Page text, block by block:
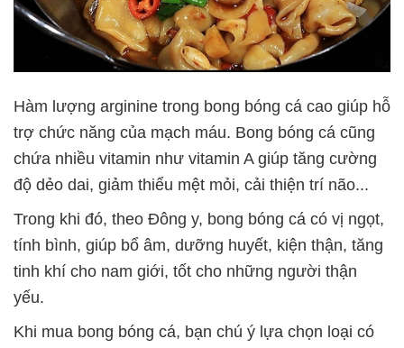
Hàm lượng arginine trong bong bóng cá cao giúp hỗ
trợ chức năng của mạch máu. Bong bóng cá cũng
chứa nhiều vitamin như vitamin A giúp tăng cường
độ dẻo dai, giảm thiểu mệt mỏi, cải thiện trí não...
Trong khi đó, theo Đông y, bong bóng cá có vị ngọt,
tính bình, giúp bổ âm, dưỡng huyết, kiện thận, tăng
tinh khí cho nam giới, tốt cho những người thận
yếu.
Khi mua bong bóng cá, bạn chú ý lựa chọn loại có